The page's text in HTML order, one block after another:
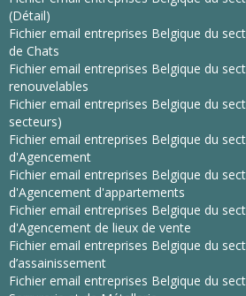
(Détail)
Fichier email entreprises Belgique du
de Chats
Fichier email entreprises Belgique du
renouvelables
Fichier email entreprises Belgique du
secteurs)
Fichier email entreprises Belgique du
d'Agencement
Fichier email entreprises Belgique du
d'Agencement d'appartements
Fichier email entreprises Belgique du
d'Agencement de lieux de vente
Fichier email entreprises Belgique du
d’assainissement
Fichier email entreprises Belgique du